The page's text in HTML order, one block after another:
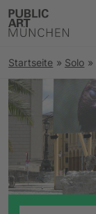
Startseite » Solo »